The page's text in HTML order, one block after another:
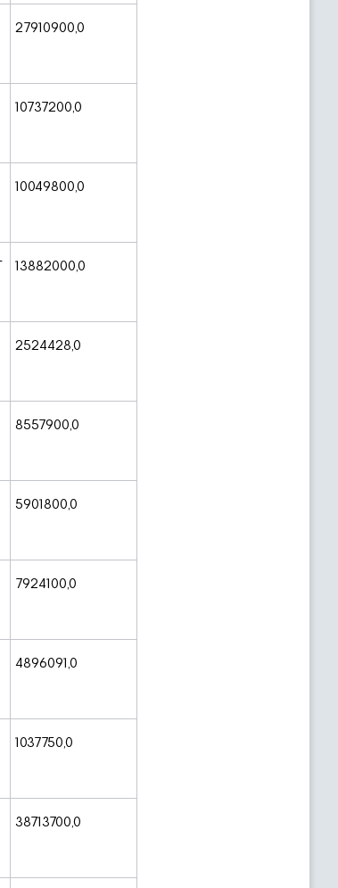
27910900,0
10737200,0
10049800,0
13882000,0
2524428,0
8557900,0
5901800,0
7924100,0
4896091,0
1037750,0
38713700,0